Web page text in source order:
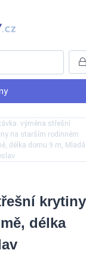
výměna střešní
na starším rodinném
délka domu 9 m, Mladá
krytiny
délka